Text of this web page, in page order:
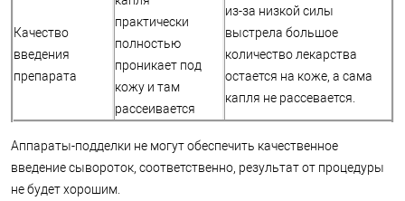
Качество
введения
препарата
практически
полностью
проникает под
кожу и там
рассеивается
из-за низкой силы
выстрела большое
количество лекарства
остается на коже, а сама
капля не рассевается.
Аппараты-подделки не могут обеспечить качественное
введение сывороток, соответственно, результат от процедуры
не будет хорошим.